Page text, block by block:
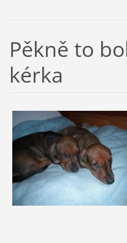
Pěkně to
kérka